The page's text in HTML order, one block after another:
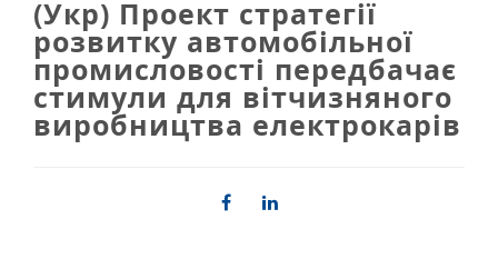
(Укр) Проект стратегії
розвитку автомобільної
промисловості передбачає
стимули для вітчизняного
виробництва електрокарів